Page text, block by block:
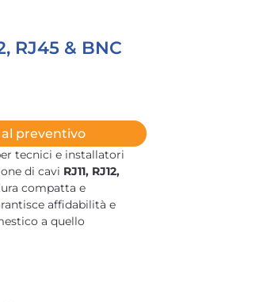
RJ45 & BNC
preventivo
tecnici e installatori
di cavi RJ11, RJ12,
compatta e
affidabilità e
a quello